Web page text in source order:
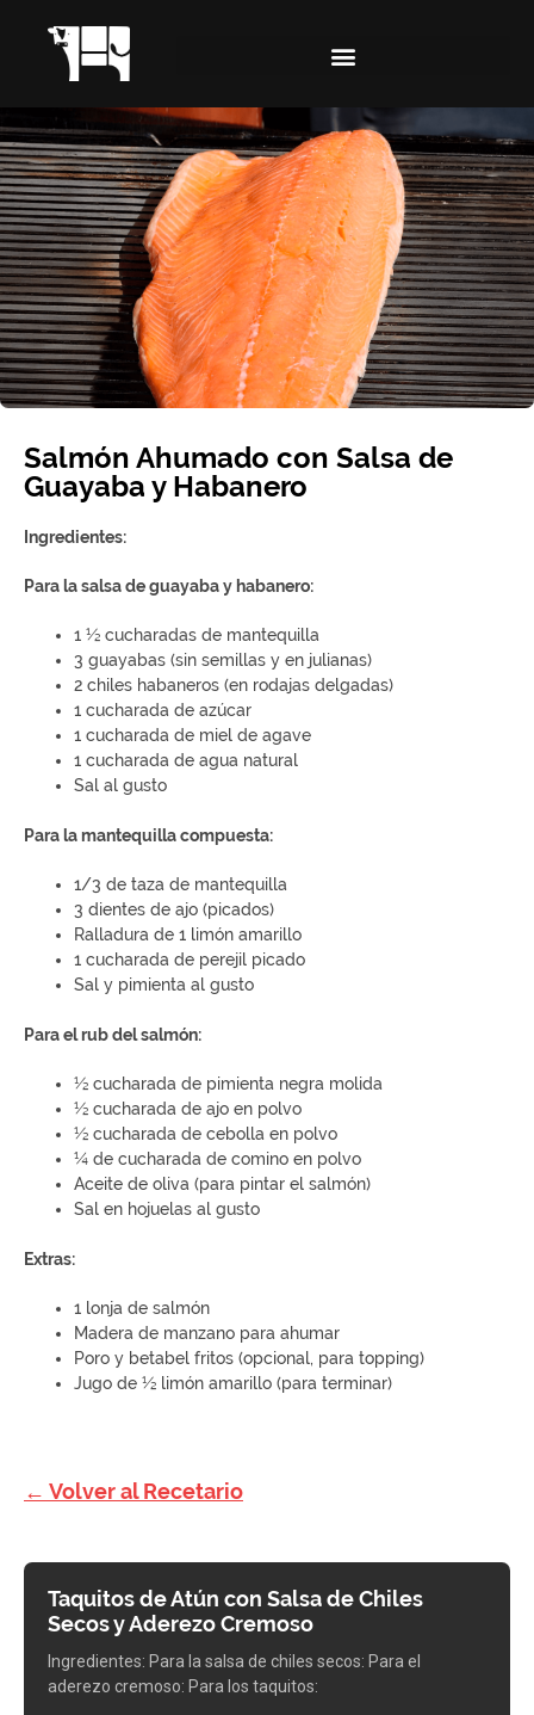
Salmón Ahumado con Salsa de
Guayaba y Habanero
Ingredientes:
Para la salsa de guayaba y habanero:
1 ½ cucharadas de mantequilla
3 guayabas (sin semillas y en julianas)
2 chiles habaneros (en rodajas delgadas)
1 cucharada de azúcar
1 cucharada de miel de agave
1 cucharada de agua natural
Sal al gusto
Para la mantequilla compuesta:
1/3 de taza de mantequilla
3 dientes de ajo (picados)
Ralladura de 1 limón amarillo
1 cucharada de perejil picado
Sal y pimienta al gusto
Para el rub del salmón:
½ cucharada de pimienta negra molida
½ cucharada de ajo en polvo
½ cucharada de cebolla en polvo
¼ de cucharada de comino en polvo
Aceite de oliva (para pintar el salmón)
Sal en hojuelas al gusto
Extras:
1 lonja de salmón
Madera de manzano para ahumar
Poro y betabel fritos (opcional, para topping)
Jugo de ½ limón amarillo (para terminar)
← Volver al Recetario
Taquitos de Atún con Salsa de Chiles
Secos y Aderezo Cremoso
Ingredientes: Para la salsa de chiles secos: Para el
aderezo cremoso: Para los taquitos: